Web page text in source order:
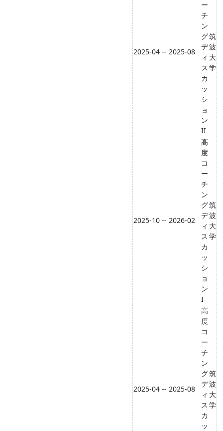
2025-04 -- 2025-08
ー
チ
ン
グ
デ
ィ
ス
カ
ッ
シ
ョ
ン
II
筑
波
大
学
2025-10 -- 2026-02
高
度
コ
ー
チ
ン
グ
デ
ィ
ス
カ
ッ
シ
ョ
ン
I
筑
波
大
学
2025-04 -- 2025-08
高
度
コ
ー
チ
ン
グ
デ
ィ
ス
カ
ッ
筑
波
大
学